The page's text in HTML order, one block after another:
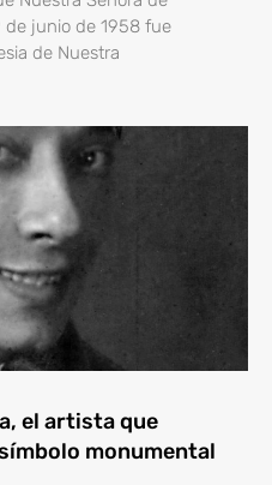
de junio de 1958 fue
de Nuestra
el artista que
monumental